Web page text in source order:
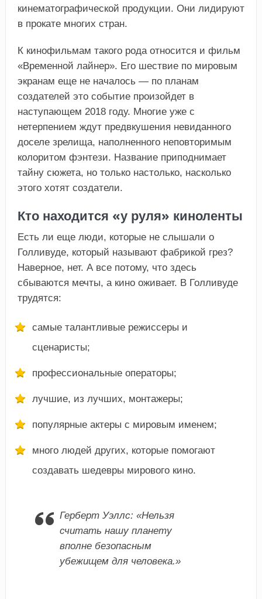
кинематографической продукции. Они лидируют
в прокате многих стран.
К кинофильмам такого рода относится и фильм
«Временной лайнер». Его шествие по мировым
экранам еще не началось — по планам
создателей это событие произойдет в
наступающем 2018 году. Многие уже с
нетерпением ждут предвкушения невиданного
доселе зрелища, наполненного неповторимым
колоритом фэнтези. Название приподнимает
тайну сюжета, но только настолько, насколько
этого хотят создатели.
Кто находится «у руля» киноленты
Есть ли еще люди, которые не слышали о
Голливуде, который называют фабрикой грез?
Наверное, нет. А все потому, что здесь
сбываются мечты, а кино оживает. В Голливуде
трудятся:
самые талантливые режиссеры и
сценаристы;
профессиональные операторы;
лучшие, из лучших, монтажеры;
популярные актеры с мировым именем;
много людей других, которые помогают
создавать шедевры мирового кино.
Герберт Уэллс: «Нельзя
считать нашу планету
вполне безопасным
убежищем для человека.»